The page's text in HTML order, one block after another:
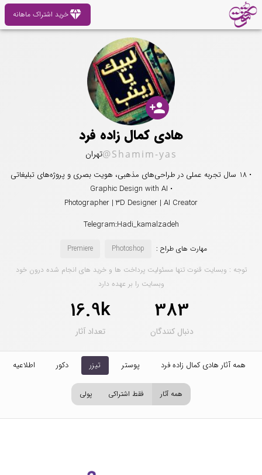
diamondخرید اشتراک ماهانه
person_add
هادی کمال زاده فرد
@Shamim-yasتهران
• 18 سال تجربه عملی در طراحی‌های مذهبی، هویت بصری و پروژه‌های تبلیغاتی
• Graphic Design with AI
Photographer | 3D Designer | AI Creator
Telegram:Hadi_kamalzadeh
مهارت های طراح : Photoshop
Premiere
توجه : وبسایت قنوت تنها مسئولیت پرداخت ها و خرید های انجام شده درون خود
وبسایت را بر عهده دارد
383
دنبال کنندگان
16.9k
تعداد آثار
همه آثار هادی کمال زاده فرد پوستر تیزر دکور اطلاعیه
همه آثار فقط اشتراکی پولی